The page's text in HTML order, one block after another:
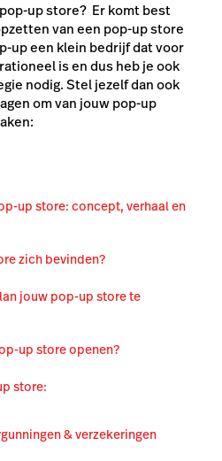
up store? Er komt best
van een pop-up store
up een klein bedrijf dat voor
is en dus heb je ook
nodig. Stel jezelf dan ook
om van jouw pop-up
up store: concept, verhaal en
zich bevinden?
jouw pop-up store te
up store openen?
store:
& verzekeringen